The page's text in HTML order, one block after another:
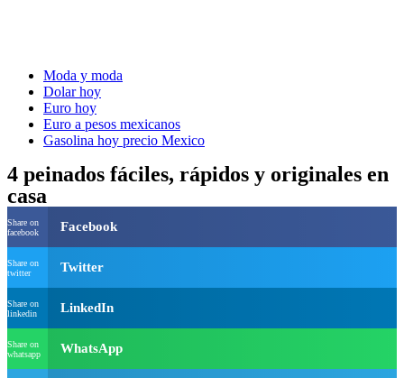
Moda y moda
Dolar hoy
Euro hoy
Euro a pesos mexicanos
Gasolina hoy precio Mexico
4 peinados fáciles, rápidos y originales en
casa
Share on
facebook
Facebook
Share on
twitter
Twitter
Share on
linkedin
LinkedIn
Share on
whatsapp
WhatsApp